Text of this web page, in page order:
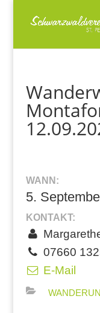
WANN:
5.
KONTAKT:
07660
E-Mail